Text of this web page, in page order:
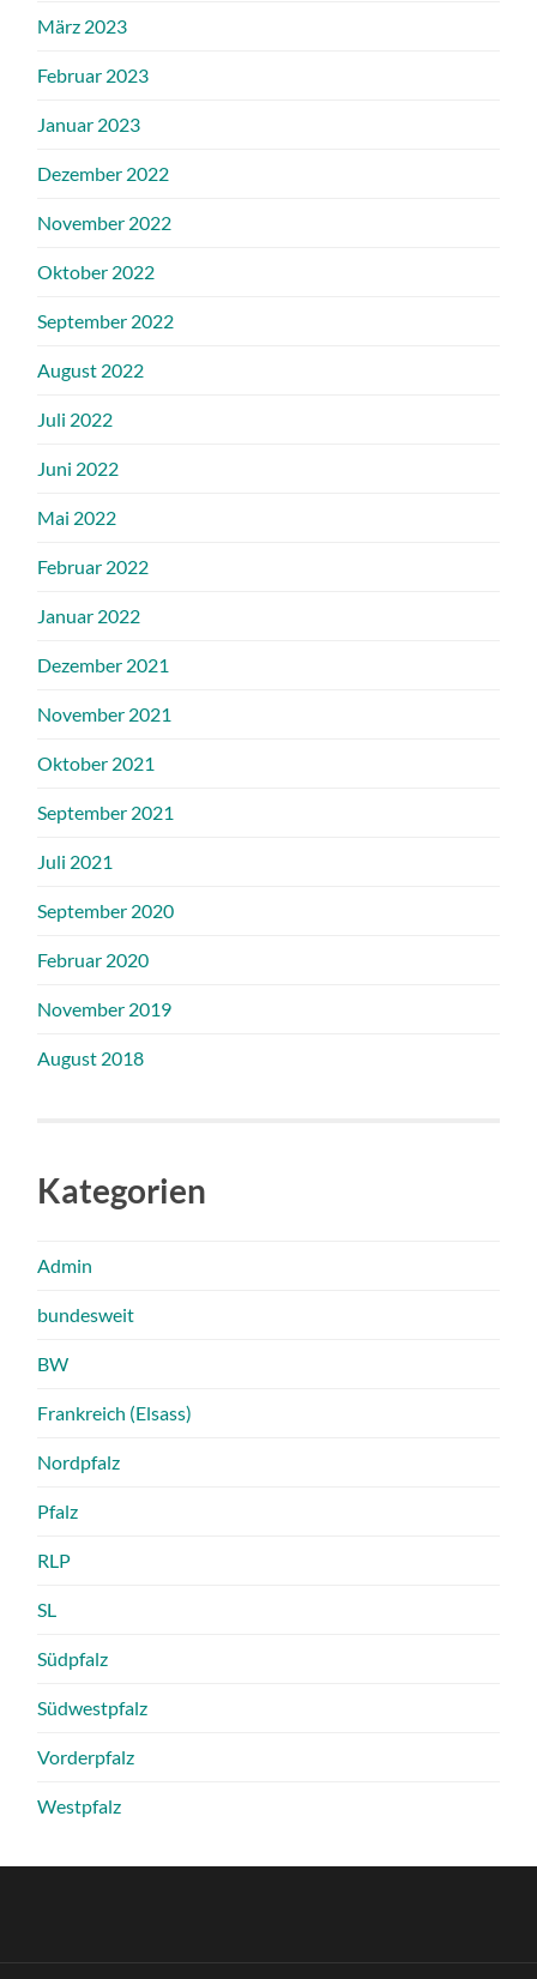
März 2023
Februar 2023
Januar 2023
Dezember 2022
November 2022
Oktober 2022
September 2022
August 2022
Juli 2022
Juni 2022
Mai 2022
Februar 2022
Januar 2022
Dezember 2021
November 2021
Oktober 2021
September 2021
Juli 2021
September 2020
Februar 2020
November 2019
August 2018
Kategorien
Admin
bundesweit
BW
Frankreich (Elsass)
Nordpfalz
Pfalz
RLP
SL
Südpfalz
Südwestpfalz
Vorderpfalz
Westpfalz